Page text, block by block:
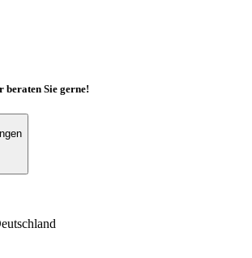
beraten Sie gerne!